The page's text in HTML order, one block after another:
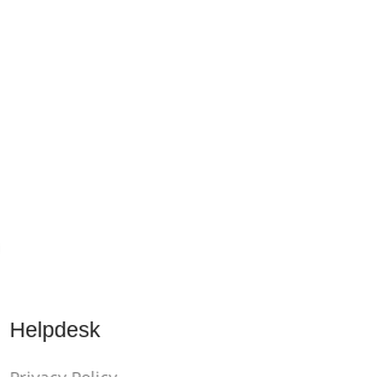
Helpdesk